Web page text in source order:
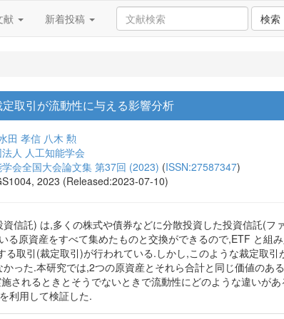
献 新着投稿 検索
取引が流動性に与える影響分析
田 孝信 八木 勲
人 人工知能学会
学会全国大会論文集 第37回 (2023) (ISSN:27587347)
2023 (Released:2023-07-10)
信託) は,多くの株式や債券などに分散投資した投資信託(フ
る原資産をすべて集めたものと交換ができるので,ETF と組
る取引(裁定取引)が行われている.しかし,このような裁定取
った.本研究では,2つの原資産とそれら合計と同じ価値のあ
されるときとそうでないときで流動性にどのような違いが
利用して検証した.